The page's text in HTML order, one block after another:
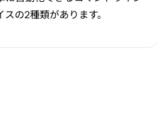
スの2種類があります。